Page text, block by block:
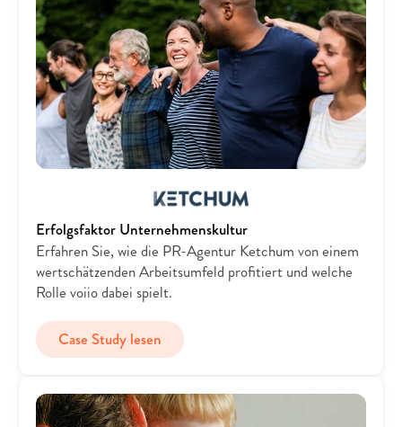
Erfolgsfaktor Unternehmenskultur
Erfahren Sie, wie die PR-Agentur Ketchum von einem
wertschätzenden Arbeitsumfeld profitiert und welche
Rolle voiio dabei spielt.
Case Study lesen